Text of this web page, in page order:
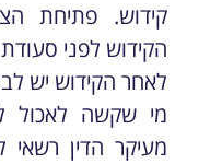
קידוש. פתיחת
הקידוש לפני
לאחר הקידוש יש
מי שקשה לאכול
מעיקר הדין רשאי